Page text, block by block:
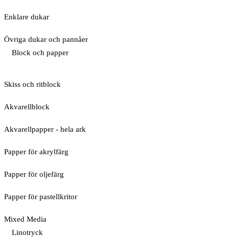
Enklare dukar
Övriga dukar och pannåer
Block och papper
Skiss och ritblock
Akvarellblock
Akvarellpapper - hela ark
Papper för akrylfärg
Papper för oljefärg
Papper för pastellkritor
Mixed Media
Linotryck